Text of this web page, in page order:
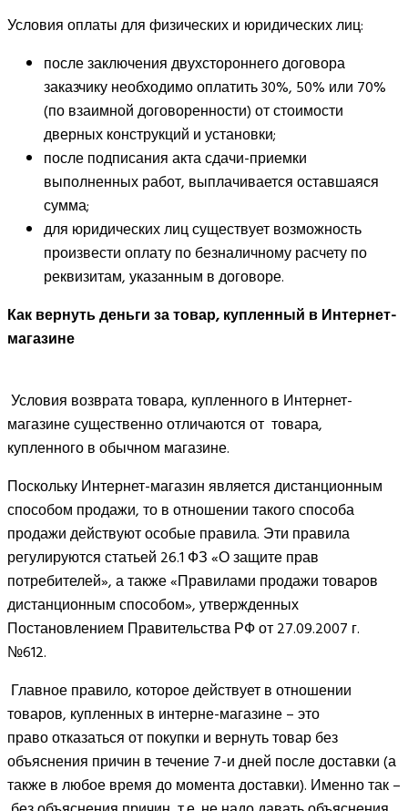
Условия оплаты для физических и юридических лиц:
после заключения двухстороннего договора
заказчику необходимо оплатить 30%, 50% или 70%
(по взаимной договоренности) от стоимости
дверных конструкций и установки;
после подписания акта сдачи-приемки
выполненных работ, выплачивается оставшаяся
сумма;
для юридических лиц существует возможность
произвести оплату по безналичному расчету по
реквизитам, указанным в договоре.
Как вернуть деньги за товар, купленный в Интернет-
магазине
Условия возврата товара, купленного в Интернет-
магазине существенно отличаются от товара,
купленного в обычном магазине.
Поскольку Интернет-магазин является дистанционным
способом продажи, то в отношении такого способа
продажи действуют особые правила. Эти правила
регулируются статьей 26.1 ФЗ «О защите прав
потребителей», а также «Правилами продажи товаров
дистанционным способом», утвержденных
Постановлением Правительства РФ от 27.09.2007 г.
№612.
Главное правило, которое действует в отношении
товаров, купленных в интерне-магазине – это
право отказаться от покупки и вернуть товар без
объяснения причин в течение 7-и дней после доставки (а
также в любое время до момента доставки). Именно так –